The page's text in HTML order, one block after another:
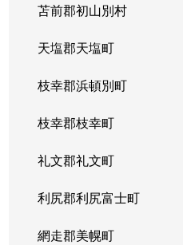
苫前郡初山別村
天塩郡天塩町
枝幸郡浜頓別町
枝幸郡枝幸町
礼文郡礼文町
利尻郡利尻富士町
網走郡美幌町